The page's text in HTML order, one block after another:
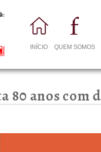
INÍCIO QUEM SOMOS
80 anos com